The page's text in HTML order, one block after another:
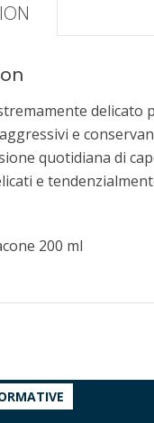
delicato
e
quotidiana di
e
200 ml